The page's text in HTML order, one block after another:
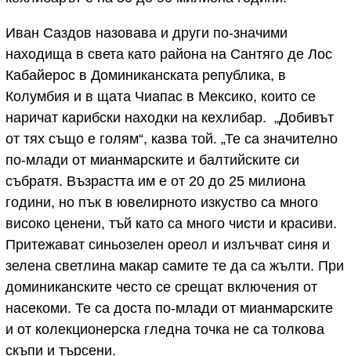
Иван Саздов назовава и други по-значими
находища в света като района на Сантяго де Лос
Кабайерос в Доминиканската република, в
Колумбия и в щата Чиапас в Мексико, които се
наричат карибски находки на кехлибар. „Добивът
от тях също е голям“, казва той. „Те са значително
по-млади от мианмарските и балтийските си
събратя. Възрастта им е от 20 до 25 милиона
години, но пък в ювелирното изкуство са много
високо ценени, тъй като са много чисти и красиви.
Притежават синьозелен ореол и излъчват синя и
зелена светлина макар самите те да са жълти. При
доминиканските често се срещат включения от
насекоми. Те са доста по-млади от мианмарските
и от колекционерска гледна точка не са толкова
скъпи и търсени.